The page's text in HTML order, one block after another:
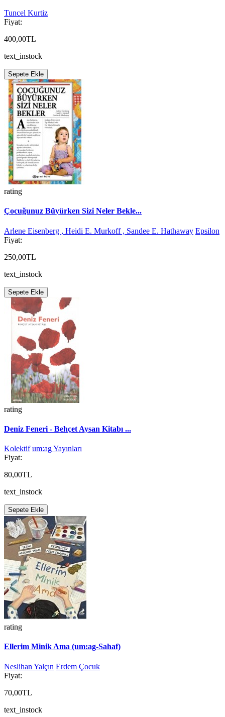
Tuncel Kurtiz
Fiyat:
400,00TL
text_instock
Sepete Ekle
rating
Çocuğunuz Büyürken Sizi Neler Bekle...
Arlene Eisenberg , Heidi E. Murkoff , Sandee E. Hathaway Epsilon
Fiyat:
250,00TL
text_instock
Sepete Ekle
rating
Deniz Feneri - Behçet Aysan Kitabı ...
Kolektif um:ag Yayınları
Fiyat:
80,00TL
text_instock
Sepete Ekle
rating
Ellerim Minik Ama (um:ag-Sahaf)
Neslihan Yalçın Erdem Çocuk
Fiyat:
70,00TL
text_instock